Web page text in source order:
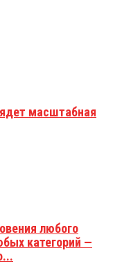
масштабная
любого
категорий —